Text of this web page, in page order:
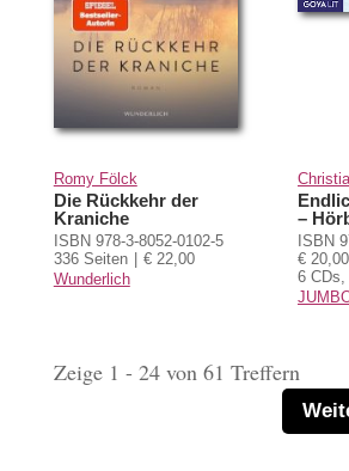
Romy Fölck
Die Rückkehr der
Kraniche
ISBN 978-3-8052-0102-5
336 Seiten
€ 22,00
Wunderlich
–
ISBN
€ 20,00
6 CDs,
Zeige 1 - 24 von 61 Treffern